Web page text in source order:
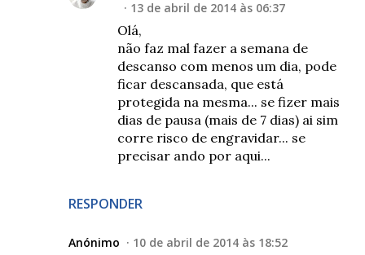
RESPONDER
13 de abril de 2014 às 06:37
Olá,
não faz mal fazer a semana de
descanso com menos um dia, pode
ficar descansada, que está
protegida na mesma... se fizer mais
dias de pausa (mais de 7 dias) ai sim
corre risco de engravidar... se
precisar ando por aqui...
Anónimo 10 de abril de 2014 às 18:52